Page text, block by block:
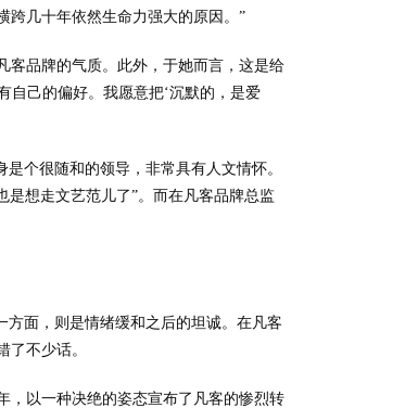
跨几十年依然生命力强大的原因。”
客品牌的气质。此外，于她而言，这是给
自己的偏好。我愿意把‘沉默的，是爱
个很随和的领导，非常具有人文情怀。
是想走文艺范儿了”。而在凡客品牌总监
方面，则是情绪缓和之后的坦诚。在凡客
不少话。
，以一种决绝的姿态宣布了凡客的惨烈转